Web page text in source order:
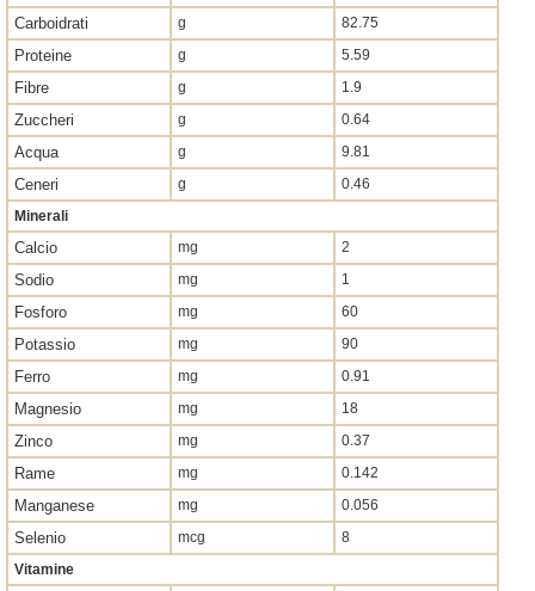
Carboidrati g 82.75
Proteine g 5.59
Fibre g 1.9
Zuccheri g 0.64
Acqua g 9.81
Ceneri g
0.46
Minerali
Calcio mg 2
Sodio mg 1
Fosforo mg 60
Potassio mg 90
Ferro mg 0.91
Magnesio mg 18
Zinco mg 0.37
Rame mg 0.142
Manganese mg 0.056
Selenio mcg
8
Vitamine